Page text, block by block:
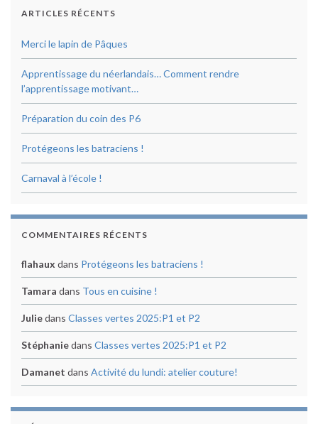
ARTICLES RÉCENTS
Merci le lapin de Pâques
Apprentissage du néerlandais… Comment rendre
l’apprentissage motivant…
Préparation du coin des P6
Protégeons les batraciens !
Carnaval à l’école !
COMMENTAIRES RÉCENTS
flahaux dans Protégeons les batraciens !
Tamara dans Tous en cuisine !
Juliedans Classes vertes 2025:P1 et P2
Stéphaniedans Classes vertes 2025:P1 et P2
Damanet dans Activité du lundi: atelier couture!